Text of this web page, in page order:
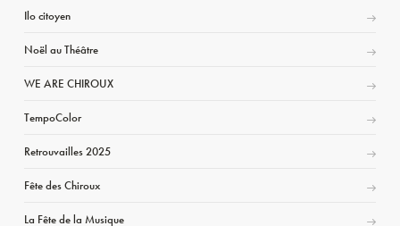
Ilo citoyen
Noël au Théâtre
WE ARE CHIROUX
TempoColor
Retrouvailles 2025
Fête des Chiroux
La Fête de la Musique